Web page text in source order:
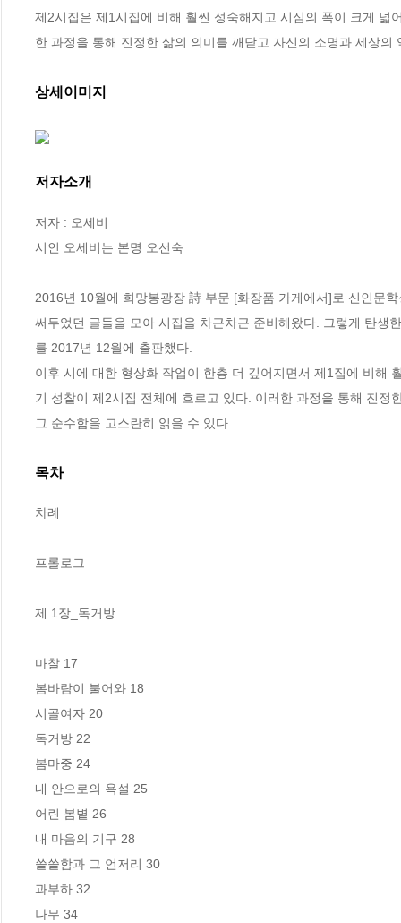
제2시집은 제1시집에 비해 훨씬 성숙해지고 시심의 폭이 크게
한 과정을 통해 진정한 삶의 의미를 깨닫고 자신의 소명과 세상
상세이미지
저자소개
저자 : 오세비
시인 오세비는 본명 오선숙
2016년 10월에 희망봉광장 詩 부문 [화장품 가게에서]로 신인문
써두었던 글들을 모아 시집을 차근차근 준비해왔다. 그렇게 탄생
를 2017년 12월에 출판했다.
이후 시에 대한 형상화 작업이 한층 더 깊어지면서 제1집에 비해
기 성찰이 제2시집 전체에 흐르고 있다. 이러한 과정을 통해 진
그 순수함을 고스란히 읽을 수 있다.
목차
차례
프롤로그
제 1장_독거방
마찰 17
봄바람이 불어와 18
시골여자 20
독거방 22
봄마중 24
내 안으로의 욕설 25
어린 봄볕 26
내 마음의 기구 28
쓸쓸함과 그 언저리 30
과부하 32
나무 34